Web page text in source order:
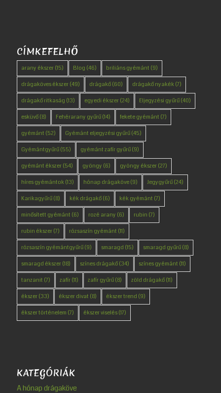
CÍMKEFELHŐ
arany ékszer(15) Blog (46) briliáns gyémánt (9)
drágaköves ékszer(49) drágakő(60) drágakő nyakék(7)
drágakő ritkaság (13) egyedi ékszer(24) Eljegyzési gyűrű(40)
esküvő(8) Fehérarany gyűrű(14) fekete gyémánt (7)
gyémánt (52) Gyémánt eljegyzési gyűrű(45)
Gyémántgyűrű(55) gyémánt zafír gyűrű(9)
gyémánt ékszer(54) gyöngy (6) gyöngy ékszer(27)
híres gyémántok(13) hónap drágaköve(9) Jegygyűrű(24)
Karikagyűrű(8) kék drágakő(6) kék gyémánt (7)
minősített gyémánt (6) rozé arany (6) rubin (7)
rubin ékszer(7) rózsaszín gyémánt (11)
rózsaszín gyémántgyűrű(9) smaragd (15) smaragd gyűrű(8)
smaragd ékszer(18) színes drágakő(34) színes gyémánt (11)
tanzanit (7) zafír(11) zafír gyűrű(8) zöld drágakő(11)
ékszer(33) ékszer divat (8) ékszer trend (9)
ékszer történelem (7) ékszer viselés(17)
KATEGÓRIÁK
A hónap drágaköve